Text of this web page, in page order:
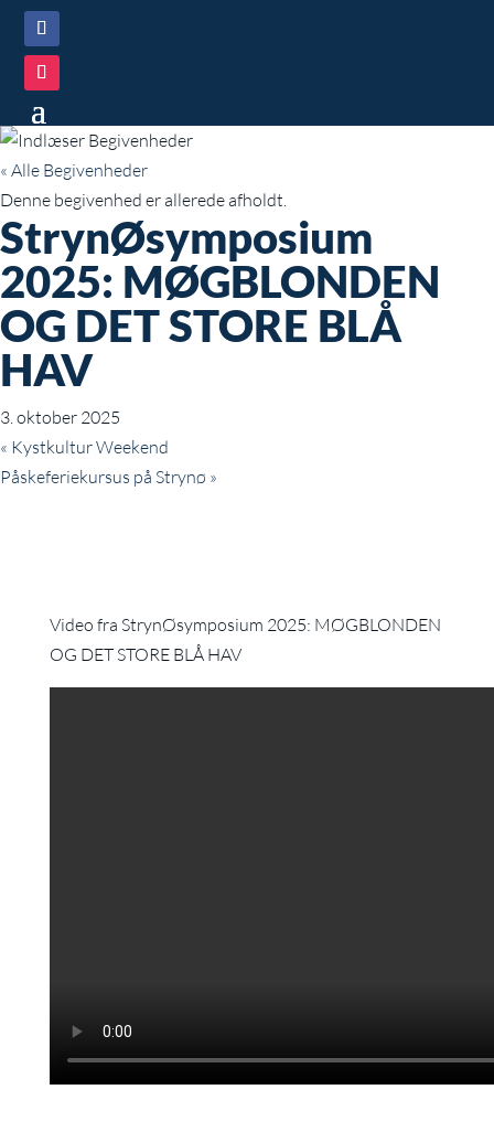
« Alle Begivenheder
Denne begivenhed er allerede afholdt.
StrynØsymposium
2025: MØGBLONDEN
OG DET STORE BLÅ
HAV
3. oktober 2025
« Kystkultur Weekend
Påskeferiekursus på Strynø »
Video fra StrynØsymposium 2025: MØGBLONDEN
OG DET STORE BLÅ HAV